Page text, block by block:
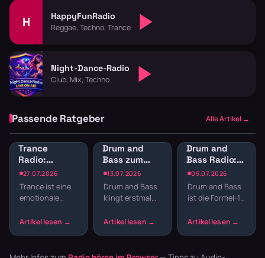
H HappyFunRadio
Reggae, Techno, Trance
Night-Dance-Radio
Club, Mix, Techno
Passende Ratgeber Alle Artikel →
27.07.2026
Trance
Radio:
Melodischer
elektronischer
Sound für
Trance ist eine
emotionale
Build-ups,
dich mitreißen.
13.07.2026
Drum and
Bass zum
Lernen:
Konzentration
durch
schnelle
Drum and Bass
klingt erstmal
nicht nach
schnellen
05.07.2026
Drum and
Bass Radio:
Schnelle
Breaks und
tiefer Bass
Drum and Bass
ist die Formel-1
elektronischen
zerhackte